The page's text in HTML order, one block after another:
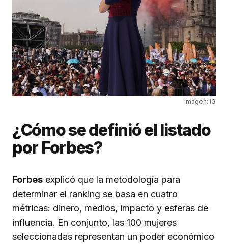
Imagen: IG
¿Cómo se definió el listado
por Forbes?
Forbes explicó que la metodología para
determinar el ranking se basa en cuatro
métricas: dinero, medios, impacto y esferas de
influencia. En conjunto, las 100 mujeres
seleccionadas representan un poder económico